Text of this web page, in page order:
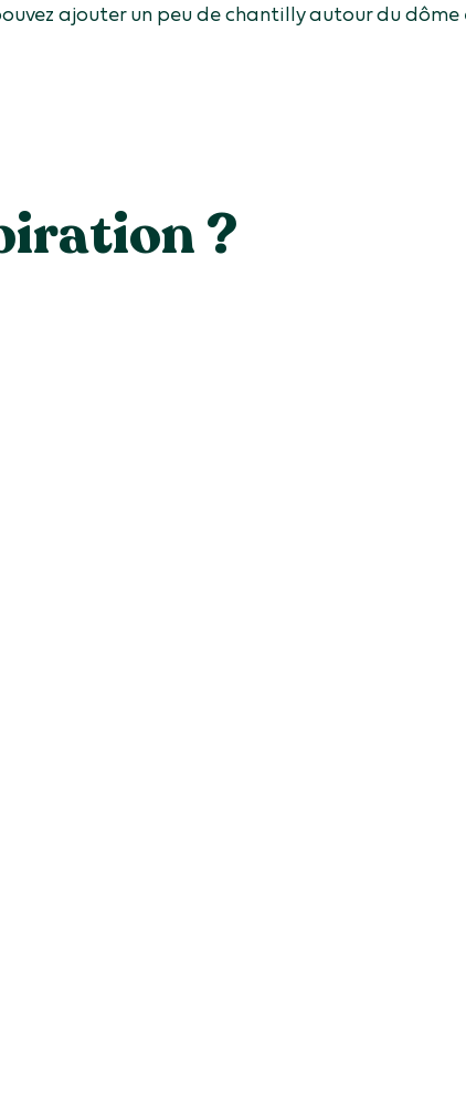
ajouter un peu de chantilly autour du dôme
?